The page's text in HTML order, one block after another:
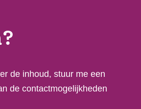
de inhoud, stuur me een
de contactmogelijkheden